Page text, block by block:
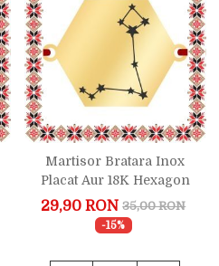
Martisor Bratara Inox
Placat Aur 18K Hexagon
Constelatie Zodia Pesti
29,90 RON 35,00 RON
-15%